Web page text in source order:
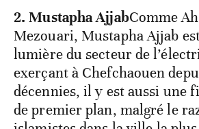
2. Mustapha AjjabComme
Mezouari, Mustapha Ajjab
lumière du secteur de
exerçant à Chefchaouen
décennies, il y est aussi une
de premier plan, malgré le